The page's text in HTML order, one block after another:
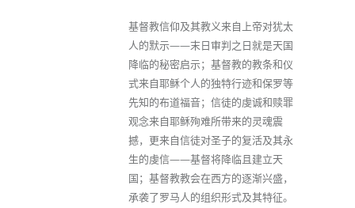
基督教信仰及其教义来自上帝对犹太
人的默示——末日审判之日就是天国
降临的秘密启示；基督教的教条和仪
式来自耶稣个人的独特行迹和保罗等
先知的布道福音；信徒的虔诚和赎罪
观念来自耶稣殉难所带来的灵魂震
撼，更来自信徒对圣子的复活及其永
生的虔信——基督将降临且建立天
国；基督教教会在西方的逐渐兴盛，
承袭了罗马人的组织形式及其特征。